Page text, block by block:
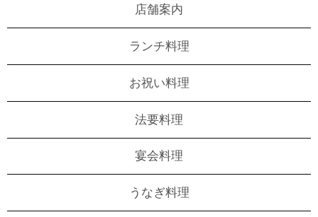
店舗案内
ランチ料理
お祝い料理
法要料理
宴会料理
うなぎ料理